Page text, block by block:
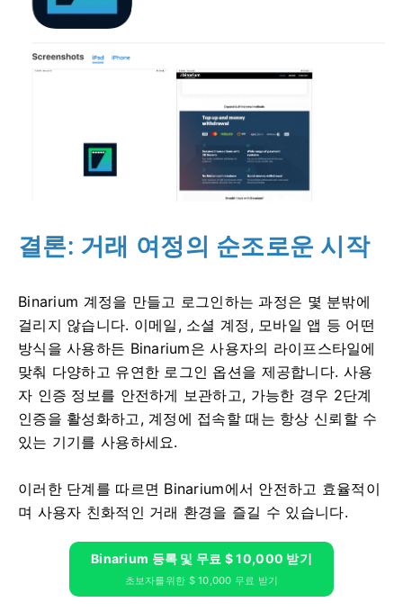
결론: 거래 여정의 순조로운 시작
Binarium 계정을 만들고 로그인하는 과정은 몇 분밖에
걸리지 않습니다. 이메일, 소셜 계정, 모바일 앱 등 어떤
방식을 사용하든 Binarium은 사용자의 라이프스타일에
맞춰 다양하고 유연한 로그인 옵션을 제공합니다. 사용
자 인증 정보를 안전하게 보관하고, 가능한 경우 2단계
인증을 활성화하고, 계정에 접속할 때는 항상 신뢰할 수
있는 기기를 사용하세요.
이러한 단계를 따르면 Binarium에서 안전하고 효율적이
며 사용자 친화적인 거래 환경을 즐길 수 있습니다.
Binarium 등록 및 무료 $ 10,000 받기
초보자를위한 $ 10,000 무료 받기